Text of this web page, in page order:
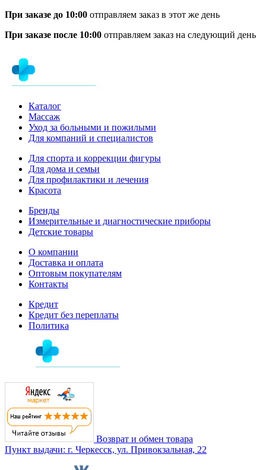
При заказе до 10:00 отправляем заказ в этот же день
При заказе после 10:00 отправляем заказ на следующий день
Каталог
Массаж
Уход за больными и пожилыми
Для компаний и специалистов
Для спорта и коррекции фигуры
Для дома и семьи
Для профилактики и лечения
Красота
Бренды
Измерительные и диагностические приборы
Детские товары
О компании
Доставка и оплата
Оптовым покупателям
Контакты
Кредит
Кредит без переплаты
Политика
Возврат и обмен товара
Пункт выдачи: г. Черкесск, ул. Привокзальная, 22